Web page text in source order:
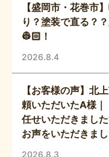
【盛岡市・花巻市
り？塗装で直る？
👷🏻！
2026.8.4
【お客様の声】北
頼いただいたA様
任せいただきまし
お声をいただきま
2026.8.3